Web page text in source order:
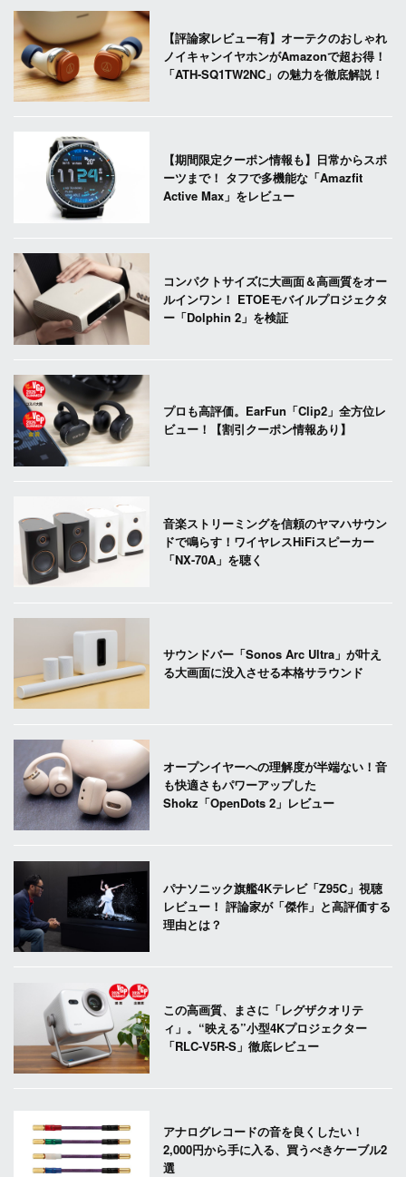
【評論家レビュー有】オーテクのおしゃれ
ノイキャンイヤホンがAmazonで超お得！
「ATH-SQ1TW2NC」の魅力を徹底解説！
【期間限定クーポン情報も】日常からスポ
ーツまで！ タフで多機能な「Amazfit
Active Max」をレビュー
コンパクトサイズに大画面＆高画質をオー
ルインワン！ ETOEモバイルプロジェクタ
ー「Dolphin 2」を検証
プロも高評価。EarFun「Clip2」全方位レ
ビュー！【割引クーポン情報あり】
音楽ストリーミングを信頼のヤマハサウン
ドで鳴らす！ワイヤレスHiFiスピーカー
「NX-70A」を聴く
サウンドバー「Sonos Arc Ultra」が叶え
る大画面に没入させる本格サラウンド
オープンイヤーへの理解度が半端ない！音
も快適さもパワーアップした
Shokz「OpenDots 2」レビュー
パナソニック旗艦4Kテレビ「Z95C」視聴
レビュー！ 評論家が「傑作」と高評価する
理由とは？
この高画質、まさに「レグザクオリテ
ィ」。“映える”小型4Kプロジェクター
「RLC-V5R-S」徹底レビュー
アナログレコードの音を良くしたい！
2,000円から手に入る、買うべきケーブル2
選